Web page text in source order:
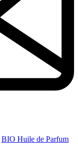
BIO Huile de Parfum